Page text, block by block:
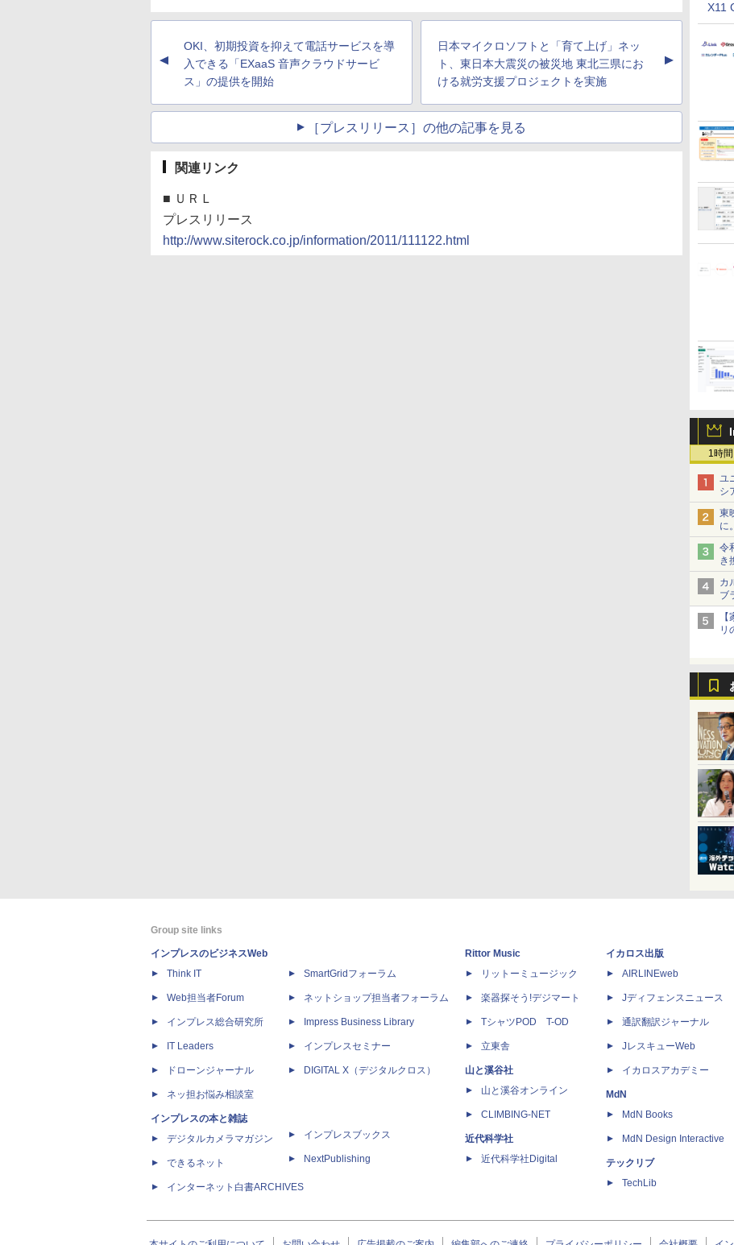
X11
1時間
ユ
シ
シ
東
に
令
き
ム
カ
ブ
当
リ
▲
OKI、初期投資を抑えて電話サービスを導
入できる「EXaaS 音声クラウドサービ
ス」の提供を開始
日本マイクロソフトと「育て上げ」ネッ
ト、東日本大震災の被災地 東北三県にお
ける就労支援プロジェクトを実施
▲
［プレスリリース］の他の記事を見る
関連リンク
■ ＵＲＬ
プレスリリース
http://www.siterock.co.jp/information/2011/111122.html
Group site links
インプレスのビジネスWeb
Think IT
Web担当者Forum
インプレス総合研究所
IT Leaders
ドローンジャーナル
ネッ担お悩み相談室
インプレスの本と雑誌
デジタルカメラマガジン
できるネット
インターネット白書ARCHIVES
SmartGridフォーラム
ネットショップ担当者フォーラム
Impress Business Library
インプレスセミナー
DIGITAL X（デジタルクロス）
インプレスブックス
NextPublishing
Rittor Music
リットーミュージック
楽器探そう!デジマート
TシャツPOD T-OD
立東舎
山と溪谷社
山と溪谷オンライン
CLIMBING-NET
近代科学社
近代科学社Digital
イカロス出版
AIRLINEweb
Jディフェンスニュース
通訳翻訳ジャーナル
JレスキューWeb
イカロスアカデミー
MdN
MdN Books
MdN Design Interactive
テックリブ
TechLib